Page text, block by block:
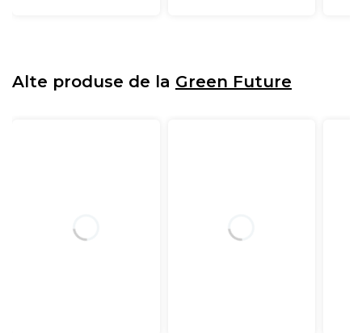
menținând un mediu uscat și igienic, protejat de
Alte produse de la Green Future